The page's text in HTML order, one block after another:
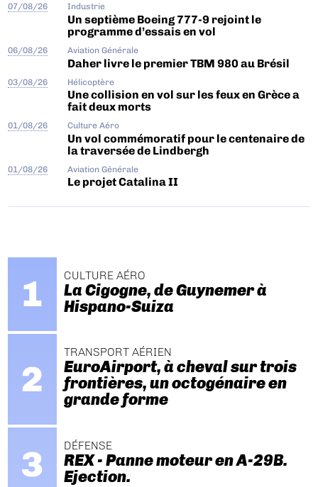
07/08/26 Industrie
Un septième Boeing 777-9 rejoint le
programme d’essais en vol
06/08/26 Aviation Générale
Daher livre le premier TBM 980 au Brésil
03/08/26 Hélicoptère
Une collision en vol sur les feux en Grèce a
fait deux morts
01/08/26 Culture Aéro
Un vol commémoratif pour le centenaire de
la traversée de Lindbergh
01/08/26 Aviation Générale
Le projet Catalina II
CULTURE AÉRO
La Cigogne, de Guynemer à
Hispano-Suiza
TRANSPORT AÉRIEN
EuroAirport, à cheval sur trois
frontières, un octogénaire en
grande forme
DÉFENSE
REX - Panne moteur en A-29B.
Ejection.